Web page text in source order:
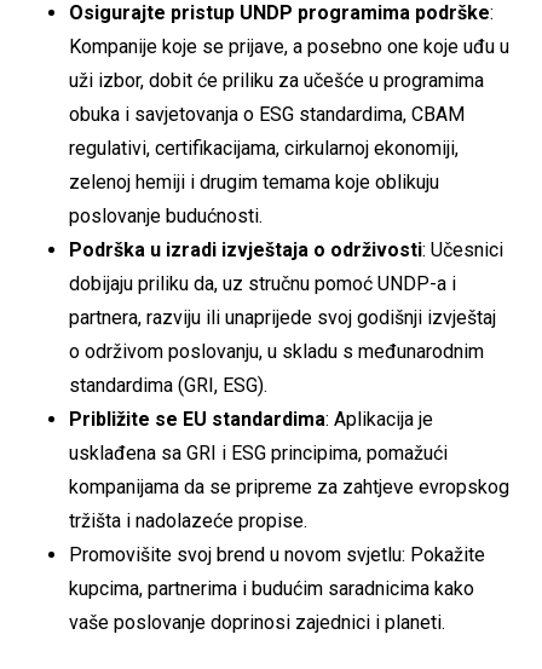
Osigurajte pristup UNDP programima podrške:
Kompanije koje se prijave, a posebno one koje uđu u
uži izbor, dobit će priliku za učešće u programima
obuka i savjetovanja o ESG standardima, CBAM
regulativi, certifikacijama, cirkularnoj ekonomiji,
zelenoj hemiji i drugim temama koje oblikuju
poslovanje budućnosti.
Podrška u izradi izvještaja o održivosti: Učesnici
dobijaju priliku da, uz stručnu pomoć UNDP-a i
partnera, razviju ili unaprijede svoj godišnji izvještaj
o održivom poslovanju, u skladu s međunarodnim
standardima (GRI, ESG).
Približite se EU standardima: Aplikacija je
usklađena sa GRI i ESG principima, pomažući
kompanijama da se pripreme za zahtjeve evropskog
tržišta i nadolazeće propise.
Promovišite svoj brend u novom svjetlu: Pokažite
kupcima, partnerima i budućim saradnicima kako
vaše poslovanje doprinosi zajednici i planeti.